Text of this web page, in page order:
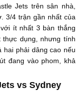
Jets trên sân nhà,
3/4 trận gần nhất của
ít nhất 3 bàn thắng
dụng, nhưng tính
hai phải dâng cao nếu
đang vào phom, khả
vs Sydney